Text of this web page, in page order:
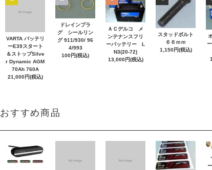
VARTA バッテリ
ーE39スタート
＆ストップSilve
r Dynamic AGM
70Ah 760A
21,000円(税込)
ドレインプラ
グ シールリン
グ 911/930/ 96
4/993
100円(税込)
ＡＣデルコ メ
ンテナンスフリ
ーバッテリー L
N3(20-72)
13,000円(税込)
スタッドボルト
６６ｍｍ
1,150円(税込)
おすすめ商品